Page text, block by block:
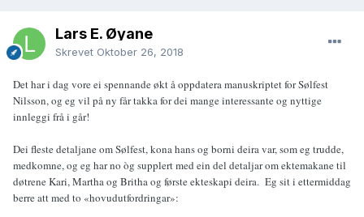
Lars E. Øyane
Skrevet Oktober 26, 2018
Det har i dag vore ei spennande økt å oppdatera manuskriptet for Sølfest
Nilsson, og eg vil på ny får takka for dei mange interessante og nyttige
innleggi frå i går!
Dei fleste detaljane om Sølfest, kona hans og borni deira var, som eg trudde,
medkomne, og eg har no òg supplert med ein del detaljar om ektemakane til
døtrene Kari, Martha og Britha og første ekteskapi deira. Eg sit i ettermiddag
berre att med to «hovudutfordringar»: